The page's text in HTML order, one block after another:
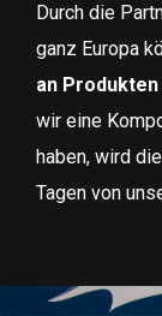
Durch die
ganz Europa
an Produkten
wir eine
haben, wird
Tagen von